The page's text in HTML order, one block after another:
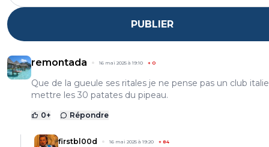
PUBLIER
remontada 16 mai 2025 à 19:10 + 0
Que de la gueule ses ritales je ne pense pas un club
mettre les 30 patates du pipeau.
0+ Répondre
firstbl00d 16 mai 2025 à 19:20 + 84